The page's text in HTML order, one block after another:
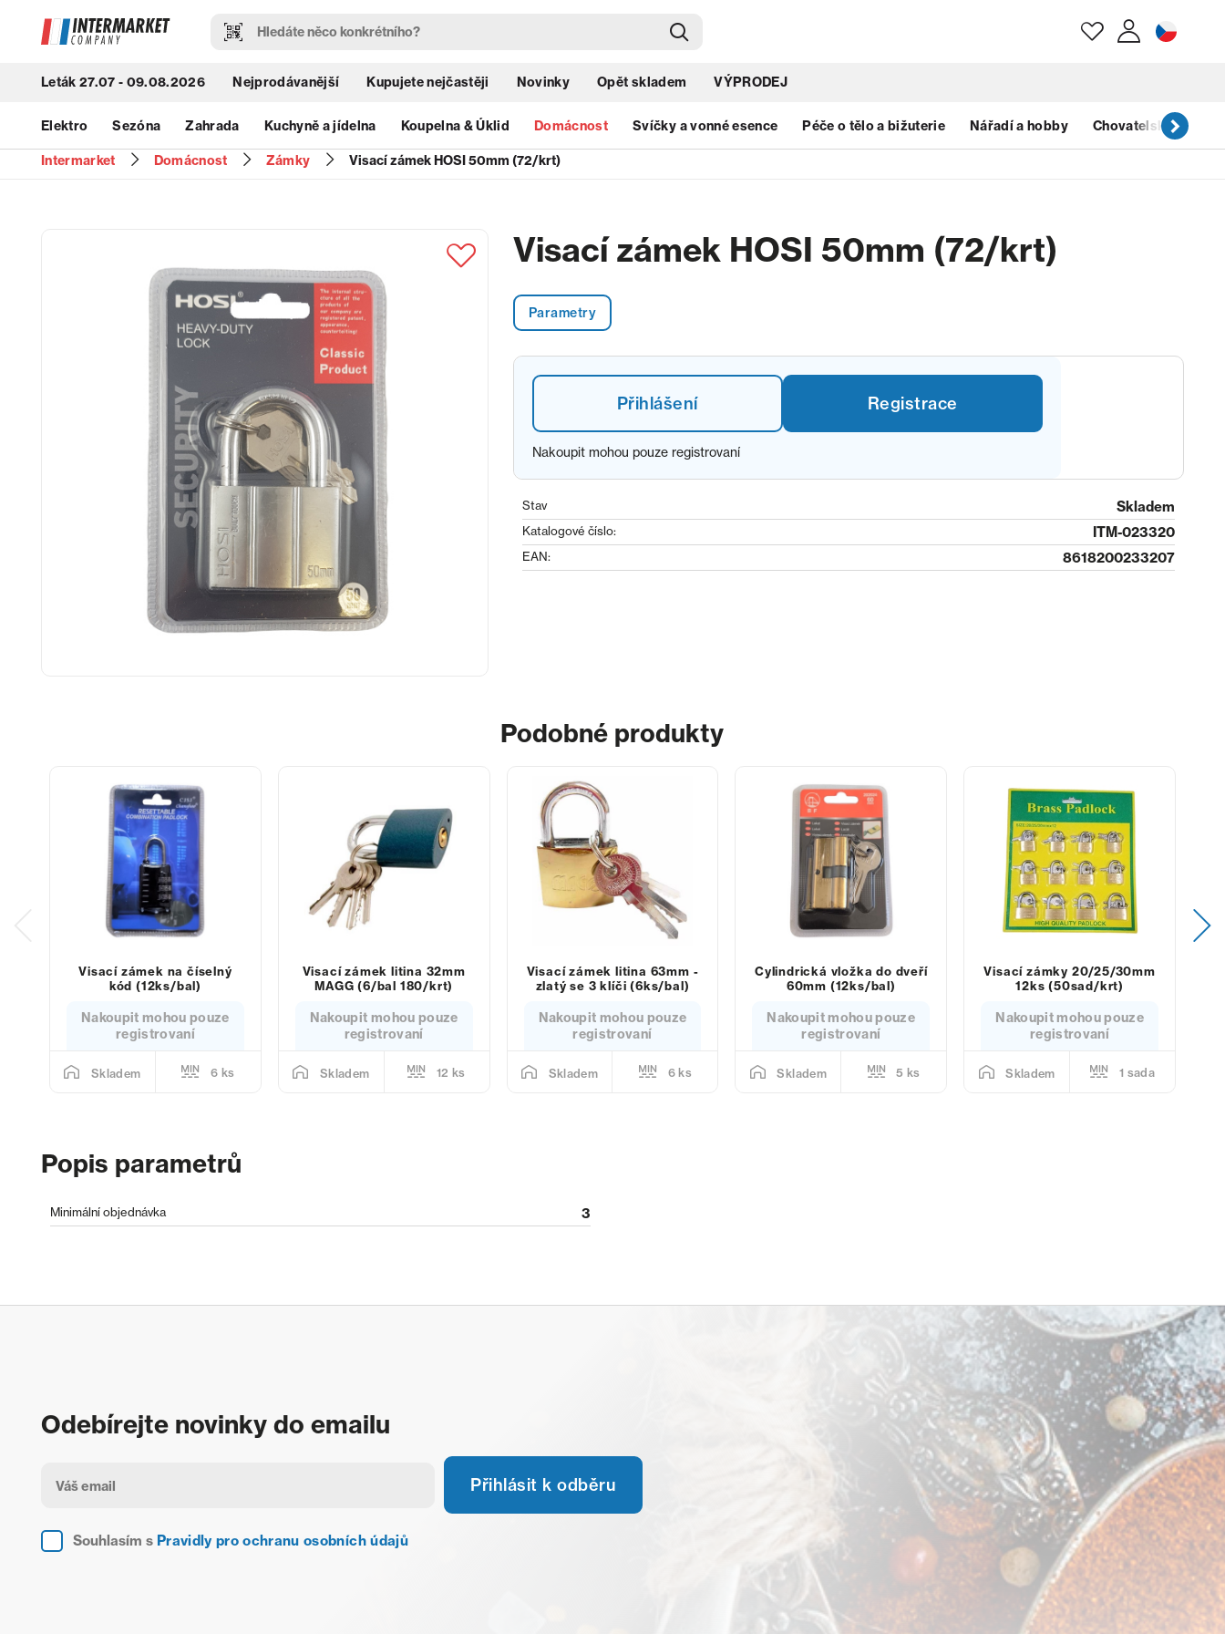
Zapomenuté heslo?
Leták 27.07 - 09.08.2026 Nejprodávanější Kupujete nejčastěji Novinky Opět skladem VÝPRODEJ
Elektro Sezóna Zahrada Kuchyně a jídelna Koupelna & Úklid Domácnost Svíčky a vonné esence Péče o tělo a bižuterie Nářadí a hobby Chovatelské
Intermarket Domácnost Zámky Visací zámek HOSI 50mm (72/krt)
Visací zámek HOSI 50mm (72/krt)
Parametry
Přihlášení Registrace
Nakoupit mohou pouze registrovaní
Stav Skladem
Katalogové číslo: ITM-023320
EAN: 8618200233207
Podobné produkty
Visací zámek na číselný
kód (12ks/bal)
Nakoupit mohou pouze
registrovaní
Skladem 6 ks
Visací zámek litina 32mm
MAGG (6/bal 180/krt)
Nakoupit mohou pouze
registrovaní
Skladem 12 ks
Visací zámek litina 63mm -
zlatý se 3 klíči (6ks/bal)
Nakoupit mohou pouze
registrovaní
Skladem 6 ks
Cylindrická vložka do dveří
60mm (12ks/bal)
Nakoupit mohou pouze
registrovaní
Skladem 5 ks
Visací zámky 20/25/30mm
12ks (50sad/krt)
Nakoupit mohou pouze
registrovaní
Skladem 1 sada
Popis parametrů
Minimální objednávka 3
Odebírejte novinky do emailu
Souhlasím s Pravidly pro ochranu osobních údajů
Přihlásit k odběru